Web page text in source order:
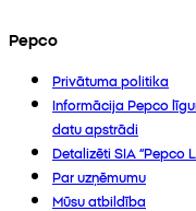
Pepco
Privātuma politika
Informācija Pepco
datu apstrādi
Detalizēti SIA “Pepco
Par uzņēmumu
Mūsu atbildība